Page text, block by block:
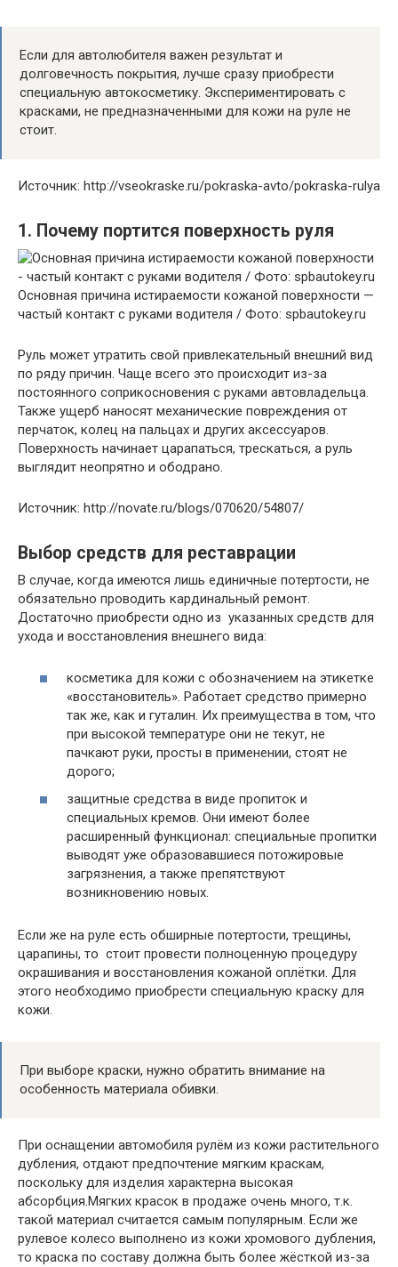
Если для автолюбителя важен результат и
долговечность покрытия, лучше сразу приобрести
специальную автокосметику. Экспериментировать с
красками, не предназначенными для кожи на руле не
стоит.
Источник: http://vseokraske.ru/pokraska-avto/pokraska-rulya
1. Почему портится поверхность руля
Основная причина истираемости кожаной поверхности —
частый контакт с руками водителя / Фото: spbautokey.ru
Руль может утратить свой привлекательный внешний вид
по ряду причин. Чаще всего это происходит из-за
постоянного соприкосновения с руками автовладельца.
Также ущерб наносят механические повреждения от
перчаток, колец на пальцах и других аксессуаров.
Поверхность начинает царапаться, трескаться, а руль
выглядит неопрятно и ободрано.
Источник: http://novate.ru/blogs/070620/54807/
Выбор средств для реставрации
В случае, когда имеются лишь единичные потертости, не
обязательно проводить кардинальный ремонт.
Достаточно приобрести одно из указанных средств для
ухода и восстановления внешнего вида:
косметика для кожи с обозначением на этикетке
«восстановитель». Работает средство примерно
так же, как и гуталин. Их преимущества в том, что
при высокой температуре они не текут, не
пачкают руки, просты в применении, стоят не
дорого;
защитные средства в виде пропиток и
специальных кремов. Они имеют более
расширенный функционал: специальные пропитки
выводят уже образовавшиеся потожировые
загрязнения, а также препятствуют
возникновению новых.
Если же на руле есть обширные потертости, трещины,
царапины, то стоит провести полноценную процедуру
окрашивания и восстановления кожаной оплётки. Для
этого необходимо приобрести специальную краску для
кожи.
При выборе краски, нужно обратить внимание на
особенность материала обивки.
При оснащении автомобиля рулём из кожи растительного
дубления, отдают предпочтение мягким краскам,
поскольку для изделия характерна высокая
абсорбция.Мягких красок в продаже очень много, т.к.
такой материал считается самым популярным. Если же
рулевое колесо выполнено из кожи хромового дубления,
то краска по составу должна быть более жёсткой из-за